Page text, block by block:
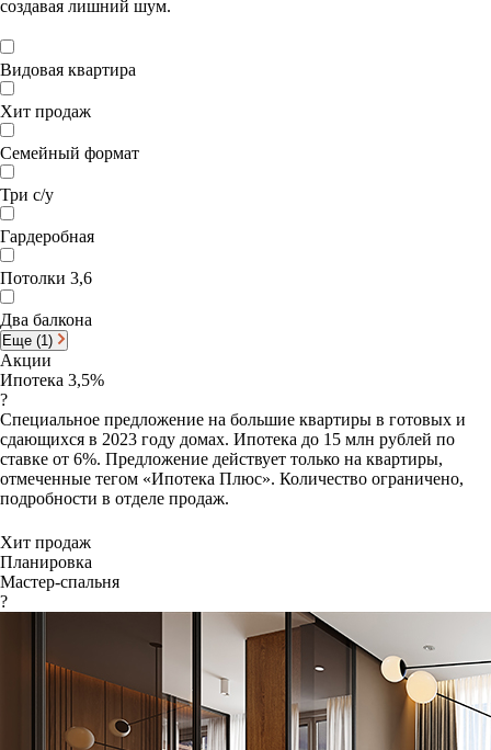
создавая лишний шум.
Видовая квартира
Хит продаж
Семейный формат
Три с/у
Гардеробная
Потолки 3,6
Два балкона
Еще (1)
Акции
Ипотека 3,5%
?
Специальное предложение на большие квартиры в готовых и
сдающихся в 2023 году домах. Ипотека до 15 млн рублей по
ставке от 6%. Предложение действует только на квартиры,
отмеченные тегом «Ипотека Плюс». Количество ограничено,
подробности в отделе продаж.
Хит продаж
Планировка
Мастер-спальня
?